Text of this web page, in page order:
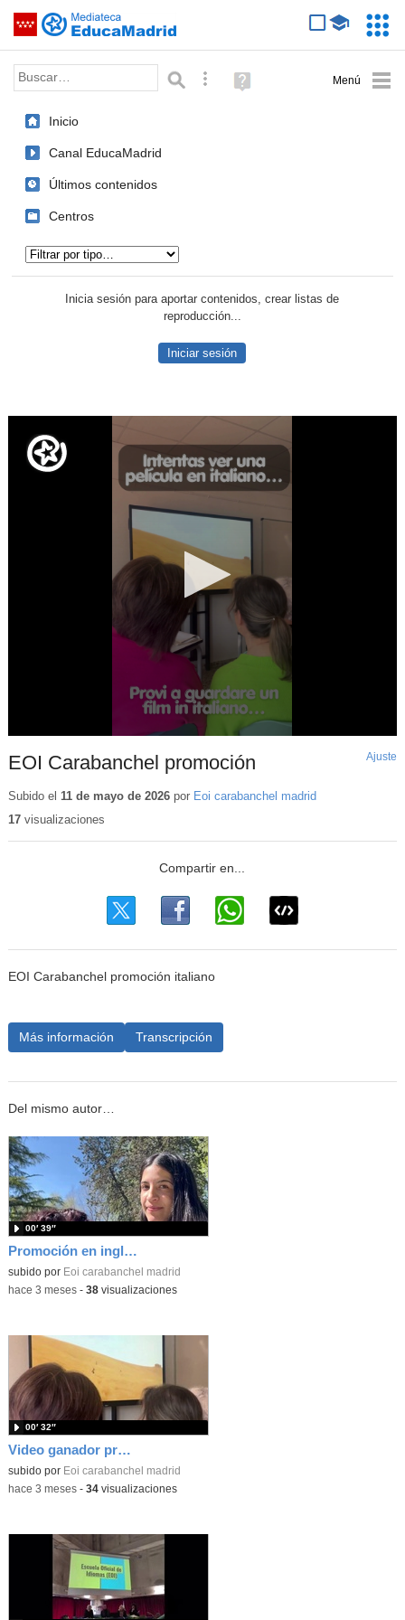
Saltar navegación
Palabra o frase: Búsqueda avanzada
Ayuda
(en
Inicio
Canal EducaMadrid
Últimos contenidos
Centros
Inicia sesión para aportar contenidos, crear listas de
reproducción...
Iniciar sesión
EOI Carabanchel promoción Ajuste
Subido el 11 de mayo de 2026por Eoi carabanchel madrid
17visualizaciones
EOI Carabanchel promoción italiano
Más información Transcripción
Del mismo autor…
Promoción en inglés
subido por Eoi carabanchel madrid
00′ 39″
-hace 3 meses- 38visualizaciones
Video ganador promoción EOI
subido por Eoi carabanchel madrid
00′ 32″
-hace 3 meses- 34visualizaciones